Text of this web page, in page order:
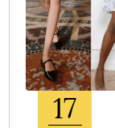
17